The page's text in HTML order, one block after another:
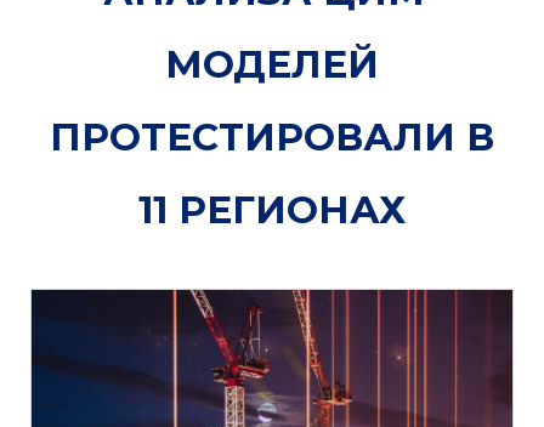
МОДЕЛЕЙ
ПРОТЕСТИРОВАЛИ В
11 РЕГИОНАХ